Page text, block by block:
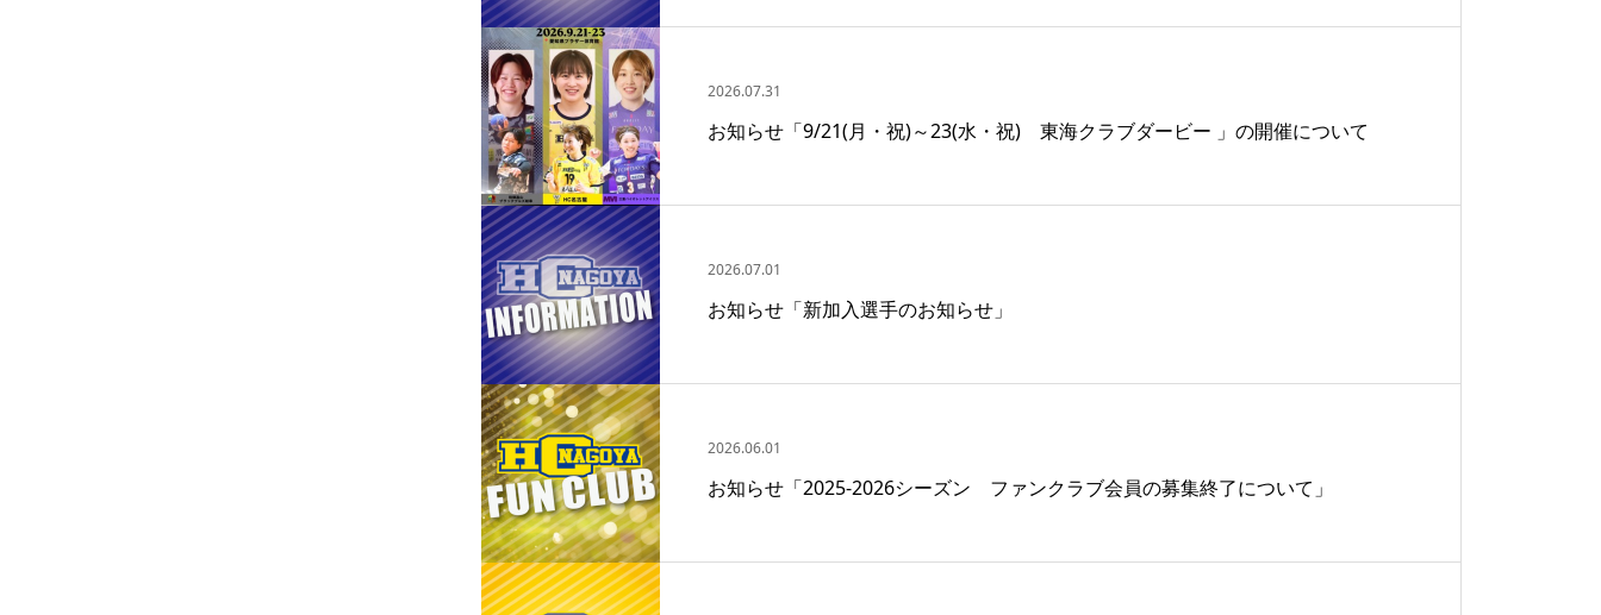
2026.07.31
お知らせ「9/21(月・祝)～23(水・祝) 東海クラブダービー 」の開催について
2026.07.01
お知らせ「新加入選手のお知らせ」
2026.06.01
お知らせ「2025‐2026シーズン ファンクラブ会員の募集終了について」